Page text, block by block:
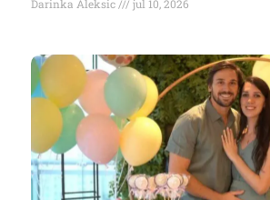
Darinka Aleksic jul 10, 2026